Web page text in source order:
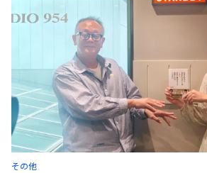
その他